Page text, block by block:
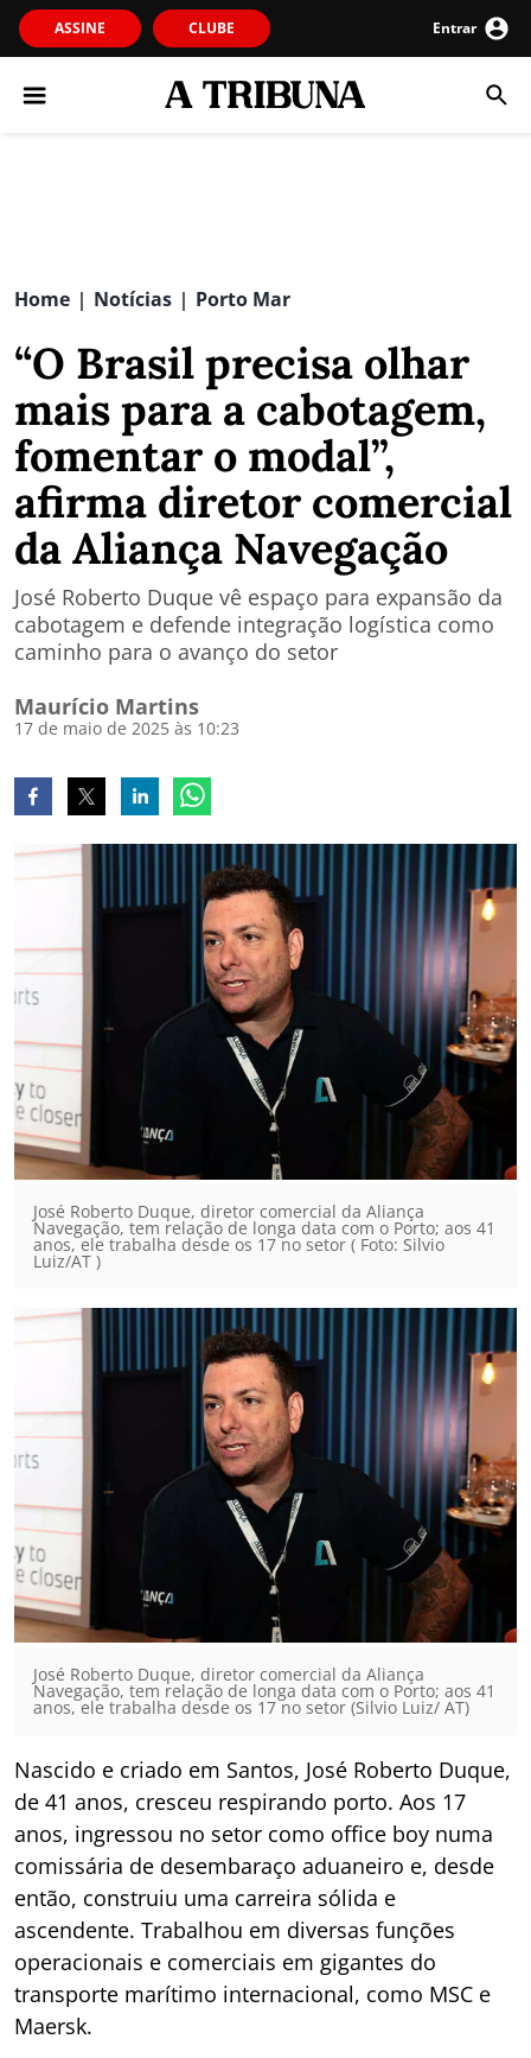
ASSINE CLUBE Entrar
Home | Notícias | Porto Mar
“O Brasil precisa olhar
mais para a cabotagem,
fomentar o modal”,
afirma diretor comercial
da Aliança Navegação
José Roberto Duque vê espaço para expansão da
cabotagem e defende integração logística como
caminho para o avanço do setor
Maurício Martins
17 de maio de 2025 às 10:23
José Roberto Duque, diretor comercial da Aliança
Navegação, tem relação de longa data com o Porto; aos 41
anos, ele trabalha desde os 17 no setor ( Foto: Silvio
Luiz/AT )
José Roberto Duque, diretor comercial da Aliança
Navegação, tem relação de longa data com o Porto; aos 41
anos, ele trabalha desde os 17 no setor (Silvio Luiz/ AT)
Nascido e criado em Santos, José Roberto Duque,
de 41 anos, cresceu respirando porto. Aos 17
anos, ingressou no setor como office boy numa
comissária de desembaraço aduaneiro e, desde
então, construiu uma carreira sólida e
ascendente. Trabalhou em diversas funções
operacionais e comerciais em gigantes do
transporte marítimo internacional, como MSC e
Maersk.